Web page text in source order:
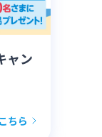
ャン
ちら